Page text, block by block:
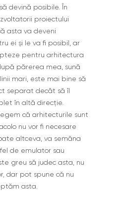
devină posibile. În
proiectului
asta va deveni
ei și le va fi posibil, ar
pentru arhitectura
părerea mea, sună
mari, este mai bine să
separat decât să îl
în altă direcție.
că arhitecturile sunt
nu vor fi necesare
altceva, va semăna
de emulator sau
greu să judec asta, nu
dar pot spune că nu
asta.